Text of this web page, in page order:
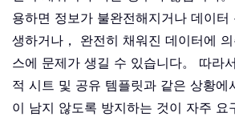
용하면 정보가 불완전해지거나 데이
생하거나， 완전히 채워진 데이터에
스에 문제가 생길 수 있습니다。 따라
적 시트 및 공유 템플릿과 같은 상황에
이 남지 않도록 방지하는 것이 자주 요